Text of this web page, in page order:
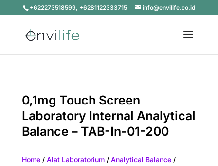
+622273518599, +6281122333715 info@envilife.co.id
0,1mg Touch Screen
Laboratory Internal Analytical
Balance – TAB-In-01-200
Home/ Alat Laboratorium/ Analytical Balance/